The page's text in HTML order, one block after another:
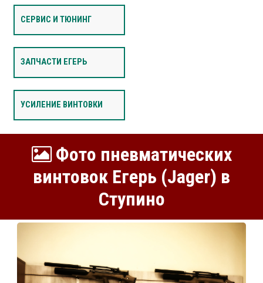
СЕРВИС И ТЮНИНГ
ЗАПЧАСТИ ЕГЕРЬ
УСИЛЕНИЕ ВИНТОВКИ
Фото пневматических
винтовок Егерь (Jager) в
Ступино